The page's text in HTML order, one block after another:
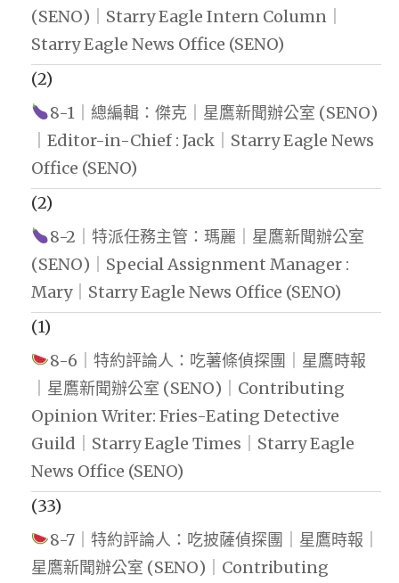
(SENO)｜Starry Eagle Intern Column｜
Starry Eagle News Office (SENO)
(2)
8-1｜總編輯：傑克｜星鷹新聞辦公室 (SENO)
｜Editor-in-Chief : Jack｜Starry Eagle News
Office (SENO)
(2)
8-2｜特派任務主管：瑪麗｜星鷹新聞辦公室
(SENO)｜Special Assignment Manager :
Mary｜Starry Eagle News Office (SENO)
(1)
8-6｜特約評論人：吃薯條偵探團｜星鷹時報
｜星鷹新聞辦公室 (SENO)｜Contributing
Opinion Writer: Fries-Eating Detective
Guild｜Starry Eagle Times｜Starry Eagle
News Office (SENO)
(33)
8-7｜特約評論人：吃披薩偵探團｜星鷹時報｜
星鷹新聞辦公室 (SENO)｜Contributing